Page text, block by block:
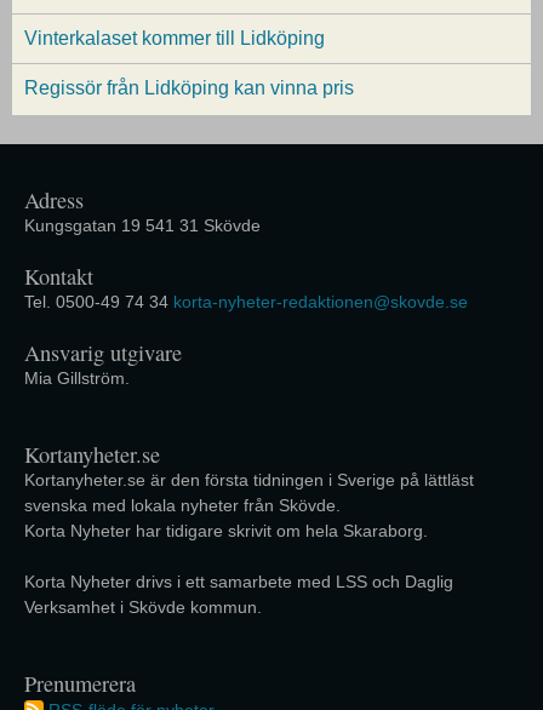
Vinterkalaset kommer till Lidköping
Regissör från Lidköping kan vinna pris
Adress
Kungsgatan 19 541 31 Skövde
Kontakt
Tel. 0500-49 74 34 korta-nyheter-redaktionen@skovde.se
Ansvarig utgivare
Mia Gillström.
Kortanyheter.se
Kortanyheter.se är den första tidningen i Sverige på lättläst
svenska med lokala nyheter från Skövde.
Korta Nyheter har tidigare skrivit om hela Skaraborg.
Korta Nyheter drivs i ett samarbete med LSS och Daglig
Verksamhet i Skövde kommun.
Prenumerera